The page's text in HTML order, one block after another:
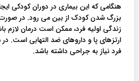
هنگامی که این بیماری در دوران کودکی
بزرگ شدن کودک از بین می رود. در صورت
زندگی اولیه فرد، ممکن است درمان لازم
ارتزهای پا و داروهای ضد التهابی است.
فرد نیاز به جراحی داشته باشد.